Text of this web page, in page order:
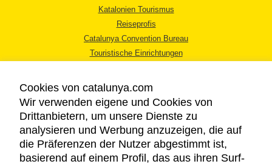
Katalonien Tourismus
Reiseprofis
Catalunya Convention Bureau
Touristische Einrichtungen
RECHTLICHER HINWEIS
Cookies von catalunya.com
Wir verwenden eigene und Cookies von
Drittanbietern, um unsere Dienste zu
analysieren und Werbung anzuzeigen, die auf
die Präferenzen der Nutzer abgestimmt ist,
basierend auf einem Profil, das aus ihren Surf-